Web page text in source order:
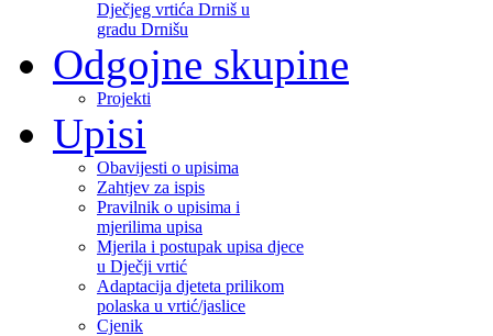
Dječjeg vrtića Drniš u
gradu Drnišu
Odgojne skupine
Projekti
Upisi
Obavijesti o upisima
Zahtjev za ispis
Pravilnik o upisima i
mjerilima upisa
Mjerila i postupak upisa djece
u Dječji vrtić
Adaptacija djeteta prilikom
polaska u vrtić/jaslice
Cjenik